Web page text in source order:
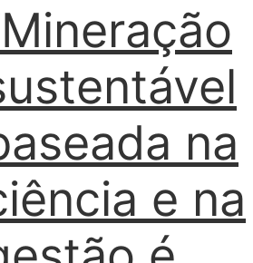
na
e na